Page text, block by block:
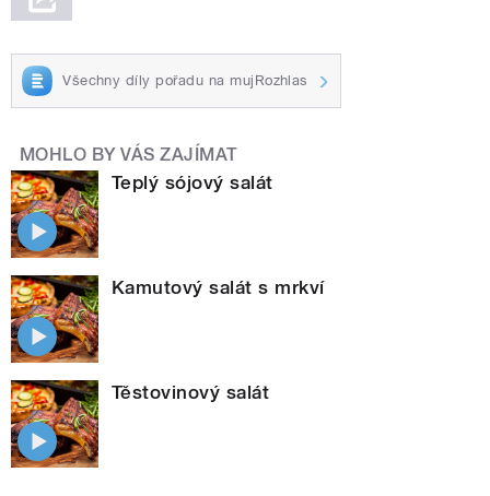
Všechny díly pořadu na mujRozhlas
MOHLO BY VÁS ZAJÍMAT
Teplý sójový salát
Kamutový salát s mrkví
Těstovinový salát